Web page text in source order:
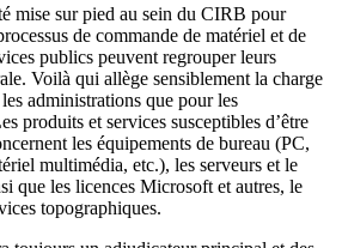
mise sur pied au sein du CIRB pour
de commande de matériel et de
publics peuvent regrouper leurs
Voilà qui allège sensiblement la charge
administrations que pour les
produits et services susceptibles d’être
les équipements de bureau (PC,
multimédia, etc.), les serveurs et le
que les licences Microsoft et autres, le
topographiques.